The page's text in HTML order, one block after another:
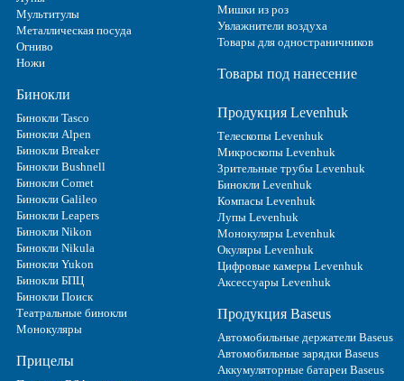
Мультитулы
Металлическая посуда
Огниво
Ножи
Бинокли
Бинокли Tasco
Бинокли Alpen
Бинокли Breaker
Бинокли Bushnell
Бинокли Comet
Бинокли Galileo
Бинокли Leapers
Бинокли Nikon
Бинокли Nikula
Бинокли Yukon
Бинокли БПЦ
Бинокли Поиск
Театральные бинокли
Монокуляры
Прицелы
Мишки из роз
Увлажнители воздуха
Товары для одностраничников
Товары под нанесение
Продукция Levenhuk
Телескопы Levenhuk
Микроскопы Levenhuk
Зрительные трубы Levenhuk
Бинокли Levenhuk
Компасы Levenhuk
Лупы Levenhuk
Монокуляры Levenhuk
Окуляры Levenhuk
Цифровые камеры Levenhuk
Аксессуары Levenhuk
Продукция Baseus
Автомобильные держатели Baseus
Автомобильные зарядки Baseus
Аккумуляторные батареи Baseus